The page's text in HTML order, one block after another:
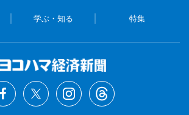
学ぶ・知る 特集